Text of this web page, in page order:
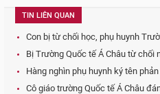
TIN LIÊN QUAN
Con bị từ chối học, phụ huynh
Bị Trường Quốc tế Á Châu từ chối
Hàng nghìn phụ huynh ký tên
Cô giáo trường Quốc tế Á Châu